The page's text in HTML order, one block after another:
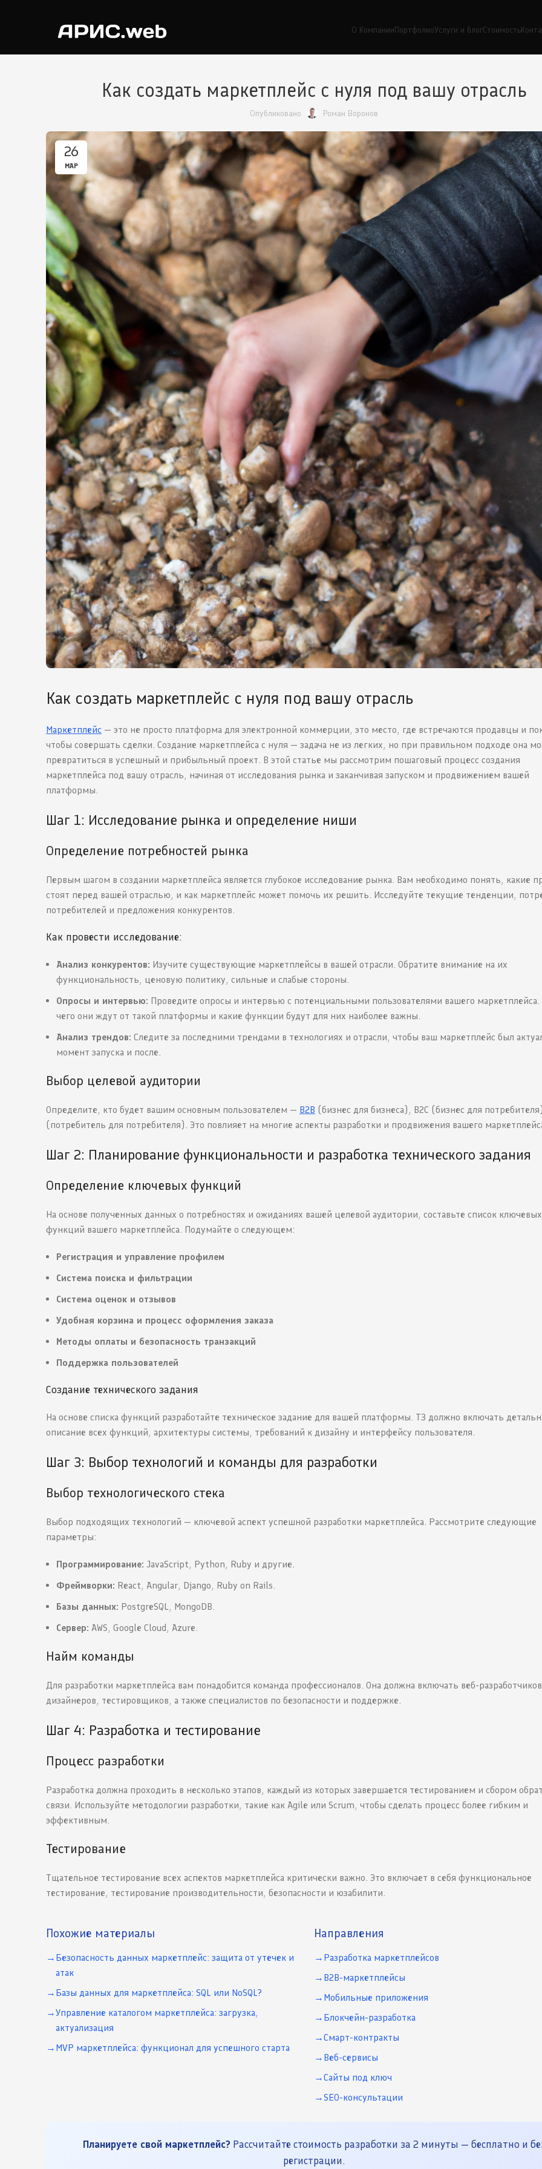
О КомпанииПортфолиоУслуги и блогСтоимость
Как создать маркетплейс с нуля под вашу отрасль
Опубликовано Роман Воронов
26
МАР
Как создать маркетплейс с нуля под вашу отрасль
Маркетплейс — это не просто платформа для электронной коммерции, это место, где встречаются продавцы и
чтобы совершать сделки. Создание маркетплейса с нуля — задача не из легких, но при правильном подходе она
превратиться в успешный и прибыльный проект. В этой статье мы рассмотрим пошаговый процесс создания
маркетплейса под вашу отрасль, начиная от исследования рынка и заканчивая запуском и продвижением вашей
платформы.
Шаг 1: Исследование рынка и определение ниши
Определение потребностей рынка
Первым шагом в создании маркетплейса является глубокое исследование рынка. Вам необходимо понять, какие
стоят перед вашей отраслью, и как маркетплейс может помочь их решить. Исследуйте текущие тенденции,
потребителей и предложения конкурентов.
Как провести исследование:
Анализ конкурентов: Изучите существующие маркетплейсы в вашей отрасли. Обратите внимание на их
функциональность, ценовую политику, сильные и слабые стороны.
Опросы и интервью: Проведите опросы и интервью с потенциальными пользователями вашего маркетплейса.
чего они ждут от такой платформы и какие функции будут для них наиболее важны.
Анализ трендов: Следите за последними трендами в технологиях и отрасли, чтобы ваш маркетплейс был
момент запуска и после.
Выбор целевой аудитории
Определите, кто будет вашим основным пользователем — B2B (бизнес для бизнеса), B2C (бизнес для
(потребитель для потребителя). Это повлияет на многие аспекты разработки и продвижения вашего
Шаг 2: Планирование функциональности и разработка технического задания
Определение ключевых функций
На основе полученных данных о потребностях и ожиданиях вашей целевой аудитории, составьте список ключевых
функций вашего маркетплейса. Подумайте о следующем:
Регистрация и управление профилем
Система поиска и фильтрации
Система оценок и отзывов
Удобная корзина и процесс оформления заказа
Методы оплаты и безопасность транзакций
Поддержка пользователей
Создание технического задания
На основе списка функций разработайте техническое задание для вашей платформы. ТЗ должно включать
описание всех функций, архитектуры системы, требований к дизайну и интерфейсу пользователя.
Шаг 3: Выбор технологий и команды для разработки
Выбор технологического стека
Выбор подходящих технологий — ключевой аспект успешной разработки маркетплейса. Рассмотрите следующие
параметры:
Программирование: JavaScript, Python, Ruby и другие.
Фреймворки: React, Angular, Django, Ruby on Rails.
Базы данных: PostgreSQL, MongoDB.
Сервер: AWS, Google Cloud, Azure.
Найм команды
Для разработки маркетплейса вам понадобится команда профессионалов. Она должна включать веб-
дизайнеров, тестировщиков, а также специалистов по безопасности и поддержке.
Шаг 4: Разработка и тестирование
Процесс разработки
Разработка должна проходить в несколько этапов, каждый из которых завершается тестированием и сбором
связи. Используйте методологии разработки, такие как Agile или Scrum, чтобы сделать процесс более гибким и
эффективным.
Тестирование
Тщательное тестирование всех аспектов маркетплейса критически важно. Это включает в себя функциональное
тестирование, тестирование производительности, безопасности и юзабилити.
Похожие материалы
Безопасность данных маркетплейс: защита от утечек и
атак
Базы данных для маркетплейса: SQL или NoSQL?
Управление каталогом маркетплейса: загрузка,
актуализация
MVP маркетплейса: функционал для успешного старта
Направления
Разработка маркетплейсов
B2B-маркетплейсы
Мобильные приложения
Блокчейн-разработка
Смарт-контракты
Веб-сервисы
Сайты под ключ
SEO-консультации
Планируете свой маркетплейс?Рассчитайте стоимость разработки за 2 минуты — бесплатно и
регистрации.